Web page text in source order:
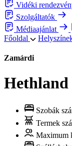
Vidéki
Szolgáltatók
Médiaajánlat
Főoldal
Zamárdi
Szobák
Termek
Maximum